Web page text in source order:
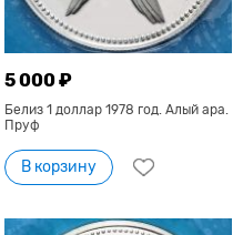
5 000 ₽
Белиз 1 доллар 1978 год. Алый ара.
Пруф
В корзину